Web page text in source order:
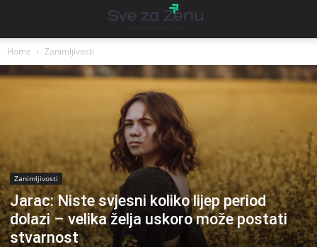
Home Zanimljivosti
Zanimljivosti
Jarac: Niste svjesni koliko lijep period
dolazi – velika želja uskoro može postati
stvarnost